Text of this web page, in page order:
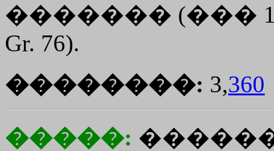
������� (���
Gr. 76).
��������: 3,360
�����: